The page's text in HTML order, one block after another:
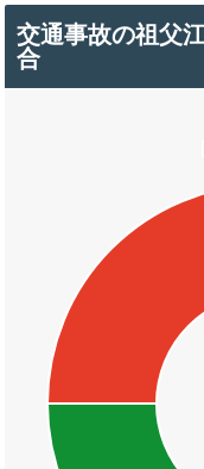
交通事故の祖父
合